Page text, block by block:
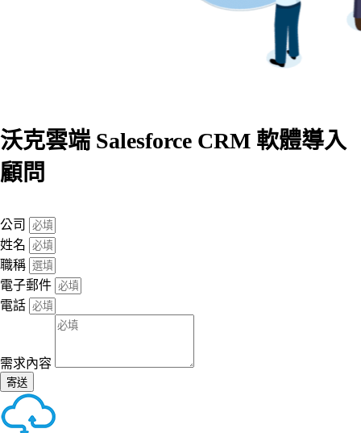
沃克雲端 Salesforce CRM 軟體導入
顧問
公司
姓名
職稱
電子郵件
電話
需求內容
寄送